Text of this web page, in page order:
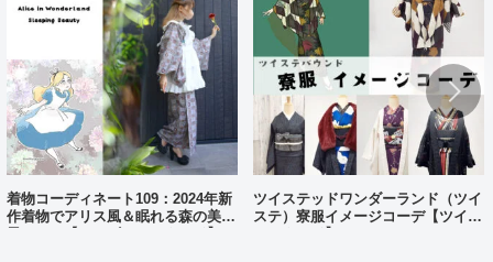
着物コーディネート109：2024年新
作着物でアリス風＆眠れる森の美女
ツイステッドワンダーランド（ツイ
ステ）寮服イメージコーデ【ツイス